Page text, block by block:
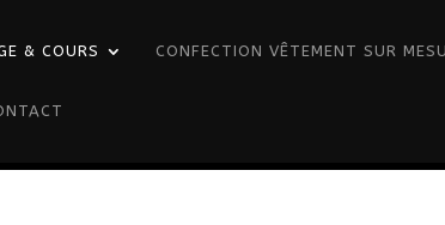
& COURS CONFECTION VÊTEMENT SUR